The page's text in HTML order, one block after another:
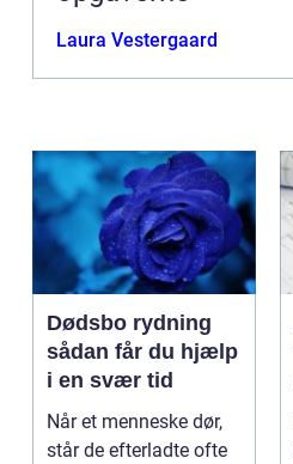
Laura Vestergaard
Dødsbo rydning
sådan får du hjælp
i en svær tid
Når et menneske dør,
står de efterladte ofte